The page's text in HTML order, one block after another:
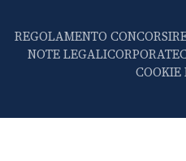
REGOLAMENTO CONCORSI
NOTE LEGALICORPORATE
COOKIE